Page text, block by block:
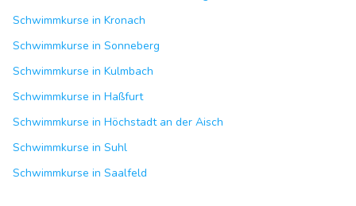
Schwimmkurse in Kronach
Schwimmkurse in Sonneberg
Schwimmkurse in Kulmbach
Schwimmkurse in Haßfurt
Schwimmkurse in Höchstadt an der Aisch
Schwimmkurse in Suhl
Schwimmkurse in Saalfeld